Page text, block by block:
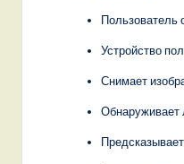
Пользователь
Устройство
Снимает
Обнаруживает